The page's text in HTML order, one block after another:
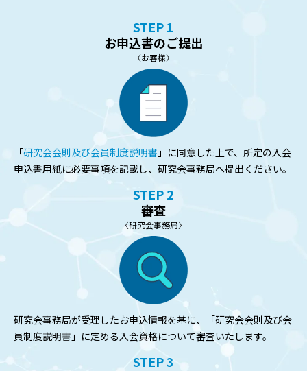
STEP 1
お申込書のご提出
〈お客様〉
「研究会会則及び会員制度説明書 」に同意した上で、所定の入会
申込書用紙に必要事項を記載し、研究会事務局へ提出ください。
STEP 2
審査
〈研究会事務局〉
研究会事務局が受理したお申込情報を基に、「研究会会則及び会
員制度説明書」に定める入会資格について審査いたします。
STEP 3